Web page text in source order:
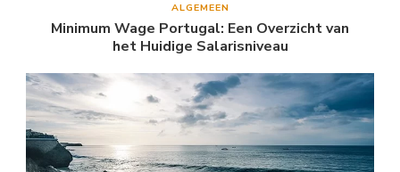
ALGEMEEN
Minimum Wage Portugal: Een Overzicht van
het Huidige Salarisniveau